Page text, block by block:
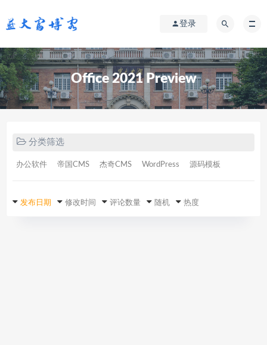
登录
Office 2021 Preview
分类筛选
办公软件 帝国CMS 杰奇CMS WordPress 源码模板
发布日期 修改时间 评论数量 随机 热度